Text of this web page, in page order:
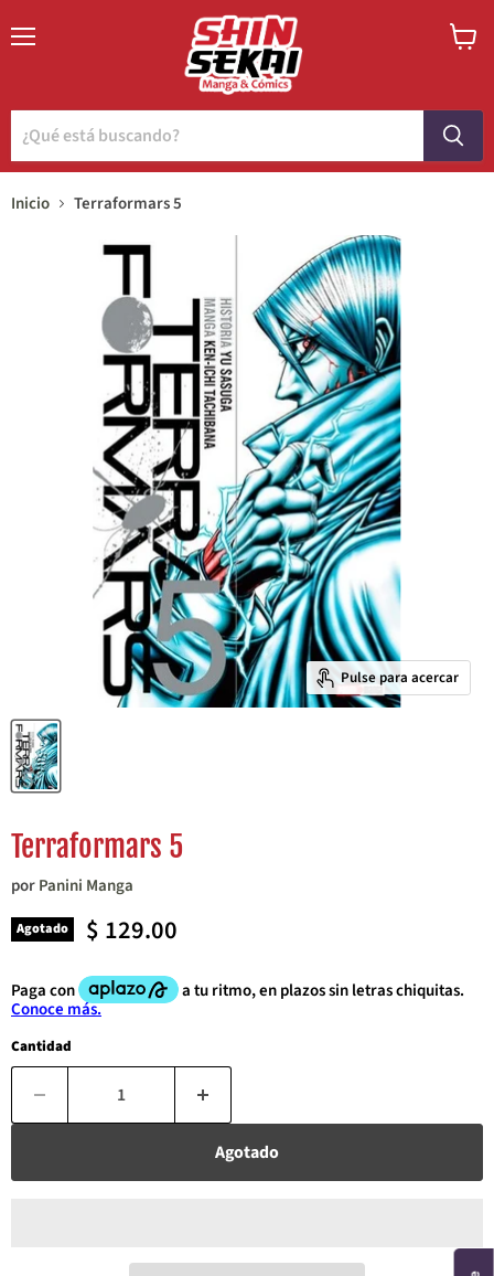
Inicio Terraformars 5
Pulse para acercar
Terraformars 5
porPanini Manga
Agotado Precio actual
$ 129.00
Cantidad
Agotado